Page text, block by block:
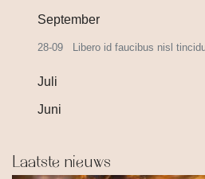
September
28-09 Libero id faucibus nisl
Juli
Juni
Laatste nieuws